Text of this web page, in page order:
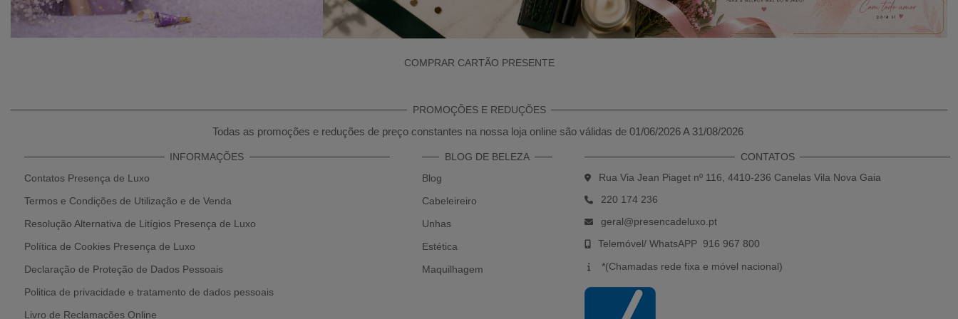
COMPRAR CARTÃO PRESENTE
PROMOÇÕES E REDUÇÕES
Todas as promoções e reduções de preço constantes na nossa loja online são válidas de 01/06/2026 A 31/08/2026
INFORMAÇÕES
Contatos Presença de Luxo
Termos e Condições de Utilização e de Venda
Resolução Alternativa de Litígios Presença de Luxo
Política de Cookies Presença de Luxo
Declaração de Proteção de Dados Pessoais
Politica de privacidade e tratamento de dados pessoais
Livro de Reclamações Online
BLOG DE BELEZA
Blog
Cabeleireiro
Unhas
Estética
Maquilhagem
CONTATOS
Rua Via Jean Piaget nº 116, 4410-236 Canelas Vila Nova Gaia
220 174 236
geral@presencadeluxo.pt
Telemóvel/ WhatsAPP 916 967 800
*(Chamadas rede fixa e móvel nacional)